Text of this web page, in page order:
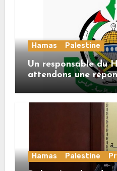
Hamas Palestine
Un responsable du
attendons une
Mladenov
Hamas Palestine